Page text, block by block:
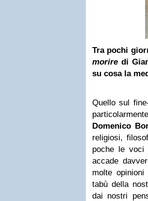
Tra pochi
morire di
su cosa la
Quello sul
Domenico
religiosi,
poche le
accade
molte
tabù della
dai nostri